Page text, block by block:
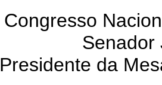
Congresso
Senador
Presidente da